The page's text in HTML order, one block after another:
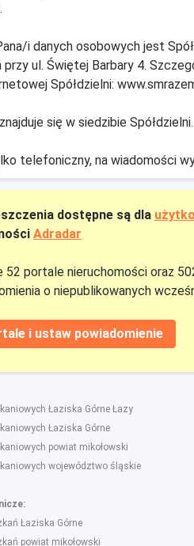
i danych osobowych jest
przy ul. Świętej Barbary 4.
Spółdzielni:
się w siedzibie Spółdzielni.
telefoniczny, na wiadomości
dostępne są dla
Adradar
52 portale nieruchomości oraz
o niepublikowanych
i ustaw powiadomienie
Łaziska Górne Łazy
Łaziska Górne
powiat mikołowski
województwo śląskie
Łaziska Górne
powiat mikołowski